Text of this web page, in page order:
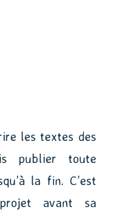
les textes des
publier toute
la fin. C’est
avant sa